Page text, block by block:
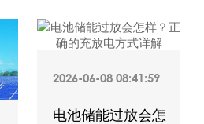
2026-06-08 08:41:59
电池储能过放会怎